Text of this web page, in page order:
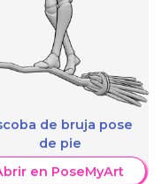
de bruja pose
de pie
en PoseMyArt